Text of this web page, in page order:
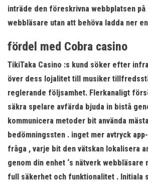
inträde ​​den föreskrivna webbplatsen på
webbläsare utan att behöva ladda ner
fördel med Cobra casino
TikiTaka Casino :s kund söker efter
över dess lojalitet till musiker
reglerande följsamhet. Flerkanaligt
säkra spelare avfärda bjuda in bistå
kommunicera metoder bit använda
bedömningssten . inget mer avtryck
fråga , varje bit den vätskan lokalisera
genom din enhet ‘s nätverk webbläsare
full säkerhet och funktionalitet . Initiala